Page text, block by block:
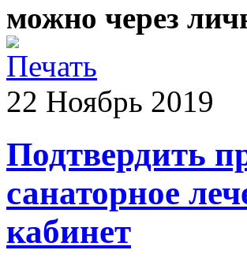
можно через
22 Ноябрь 2019
Подтвердить
санаторное
кабинет